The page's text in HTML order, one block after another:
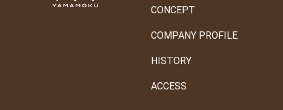
CONCEPT
COMPANY PROFILE
HISTORY
ACCESS